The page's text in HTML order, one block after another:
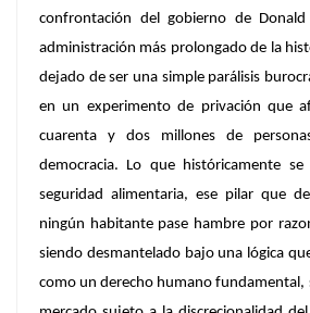
confrontación del gobierno de
administración más prolongado de la
dejado de ser una simple parálisis
en un experimento de privación que
cuarenta y dos millones de
democracia. Lo que históricamente
seguridad alimentaria, ese pilar que
ningún habitante pase hambre por
siendo desmantelado bajo una lógica
como un derecho humano fundamental,